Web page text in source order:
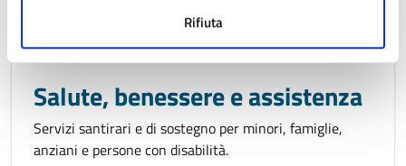
Rifiuta
Parcheggi, viabilità, automobili e trasporto pubblico.
Salute, benessere e assistenza
Servizi santirari e di sostegno per minori, famiglie,
anziani e persone con disabilità.